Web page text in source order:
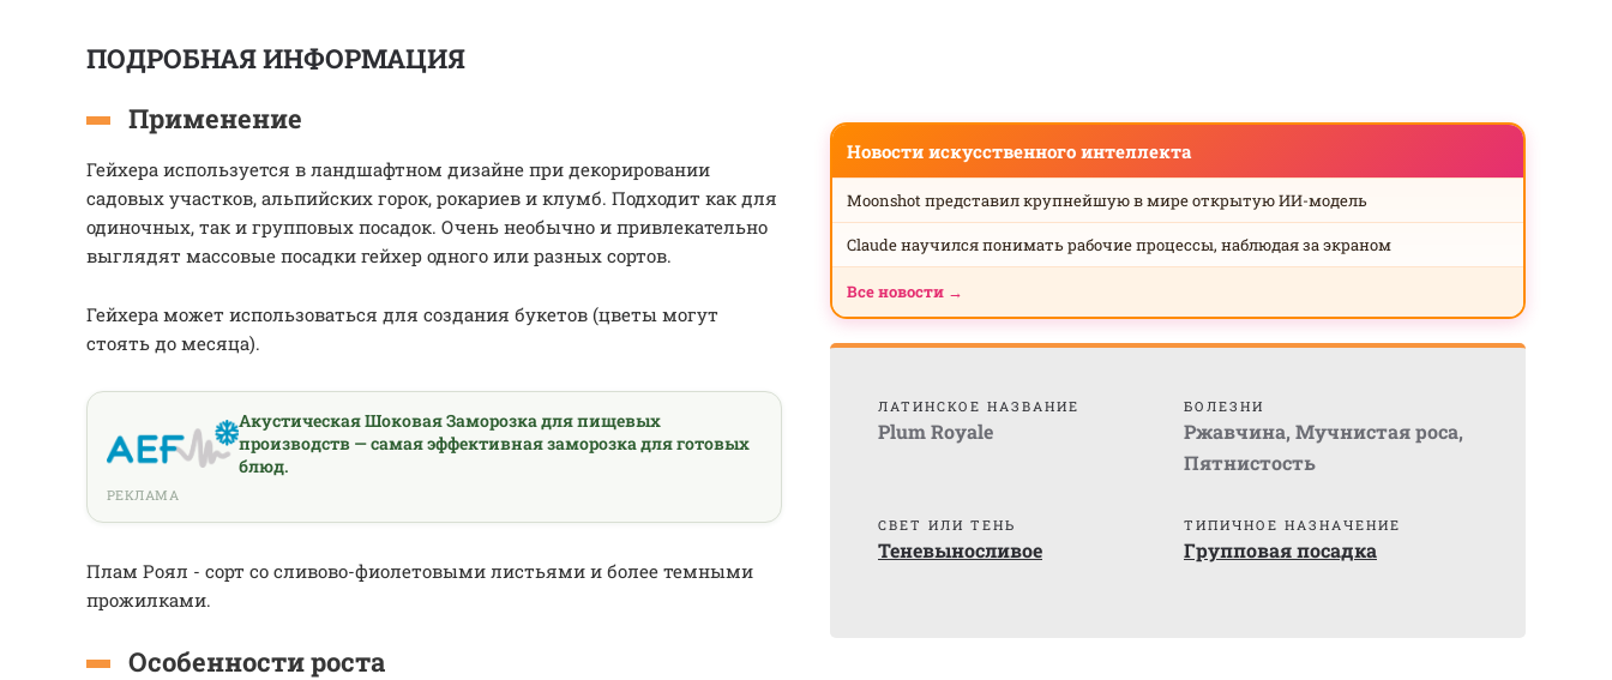
ПОДРОБНАЯ ИНФОРМАЦИЯ
Применение
Гейхера используется в ландшафтном дизайне при декорировании
садовых участков, альпийских горок, рокариев и клумб. Подходит как для
одиночных, так и групповых посадок. Очень необычно и привлекательно
выглядят массовые посадки гейхер одного или разных сортов.
Гейхера может использоваться для создания букетов (цветы могут
стоять до месяца).
Акустическая Шоковая Заморозка для пищевых
производств — самая эффективная заморозка для готовых
блюд.
РЕКЛАМА
Плам Роял - сорт со сливово-фиолетовыми листьями и более темными
прожилками.
Особенности роста
Новости искусственного интеллекта
Moonshot представил крупнейшую в мире открытую ИИ-модель
Claude научился понимать рабочие процессы, наблюдая за экраном
Все новости →
ЛАТИНСКОЕ НАЗВАНИЕ
Plum Royale
БОЛЕЗНИ
Ржавчина, Мучнистая роса,
Пятнистость
СВЕТ ИЛИ ТЕНЬ
Теневыносливое
ТИПИЧНОЕ НАЗНАЧЕНИЕ
Групповая посадка